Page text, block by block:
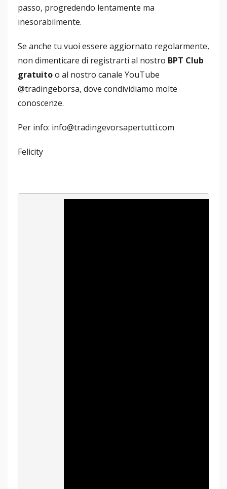
passo, progredendo lentamente ma
inesorabilmente.
Se anche tu vuoi essere aggiornato regolarmente,
non dimenticare di registrarti al nostro BPT Club
gratuitoo al nostro canale YouTube
@tradingeborsa, dove condividiamo molte
conoscenze.
Per info: info@tradingevorsapertutti.com
Felicity